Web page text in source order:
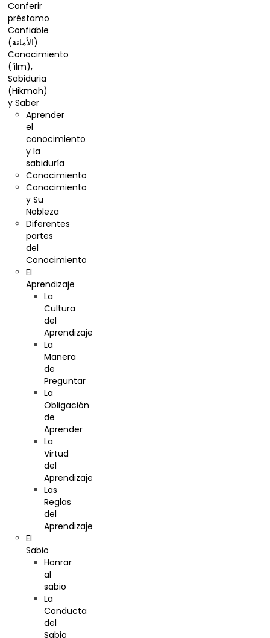
Conferir
préstamo
Confiable
(الأمانة)
Conocimiento
(‘ilm),
Sabiduria
(Hikmah)
y Saber
Aprender
el
conocimiento
y la
sabiduría
Conocimiento
Conocimiento
y Su
Nobleza
Diferentes
partes
del
Conocimiento
El
Aprendizaje
La
Cultura
del
Aprendizaje
La
Manera
de
Preguntar
La
Obligación
de
Aprender
La
Virtud
del
Aprendizaje
Las
Reglas
del
Aprendizaje
El
Sabio
Honrar
al
sabio
La
Conducta
del
Sabio